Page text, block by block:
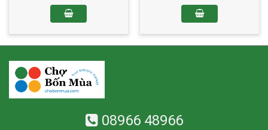
08966 48966